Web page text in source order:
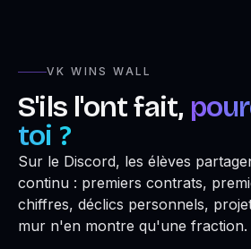
VK WINS WALL
S'ils l'ont fait,
toi ?
Sur le Discord, les élèves
continu : premiers contrats,
chiffres, déclics personnels,
mur n'en montre qu'une fraction.